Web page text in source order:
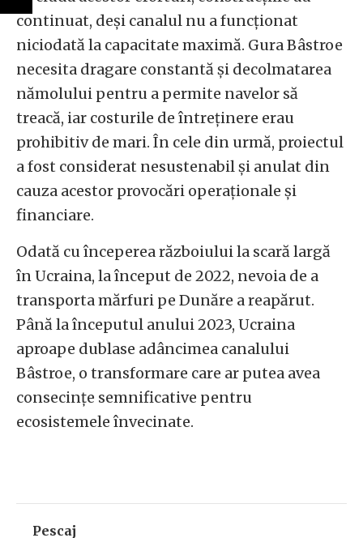
continuat, deși canalul nu a funcționat
niciodată la capacitate maximă. Gura Bâstroe
necesita dragare constantă și decolmatarea
nămolului pentru a permite navelor să
treacă, iar costurile de întreținere erau
prohibitiv de mari. În cele din urmă, proiectul
a fost considerat nesustenabil și anulat din
cauza acestor provocări operaționale și
financiare.
Odată cu începerea războiului la scară largă
în Ucraina, la început de 2022, nevoia de a
transporta mărfuri pe Dunăre a reapărut.
Până la începutul anului 2023, Ucraina
aproape dublase adâncimea canalului
Bâstroe, o transformare care ar putea avea
consecințe semnificative pentru
ecosistemele învecinate.
Pescaj